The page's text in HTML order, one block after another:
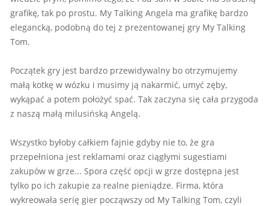
grafikę, tak po prostu. My Talking Angela ma grafikę bardzo
elegancką, podobną do tej z prezentowanej gry My Talking
Tom.
Początek gry jest bardzo przewidywalny bo otrzymujemy
małą kotkę w wózku i musimy ją nakarmić, umyć zęby,
wykąpać a potem położyć spać. Tak zaczyna się cała przygoda
z naszą małą milusińską Angelą.
Wszystko byłoby całkiem fajnie gdyby nie to, że gra
przepełniona jest reklamami oraz ciągłymi sugestiami
zakupów w grze... Spora część opcji w grze dostępna jest
tylko po ich zakupie za realne pieniądze. Firma, która
wykreowała serię gier począwszy od My Talking Tom, czyli